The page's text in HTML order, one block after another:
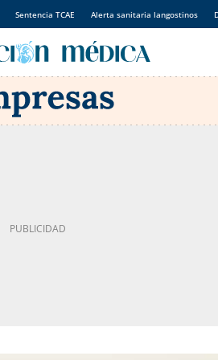
Sentencia TCAE Alerta sanitaria langostinos